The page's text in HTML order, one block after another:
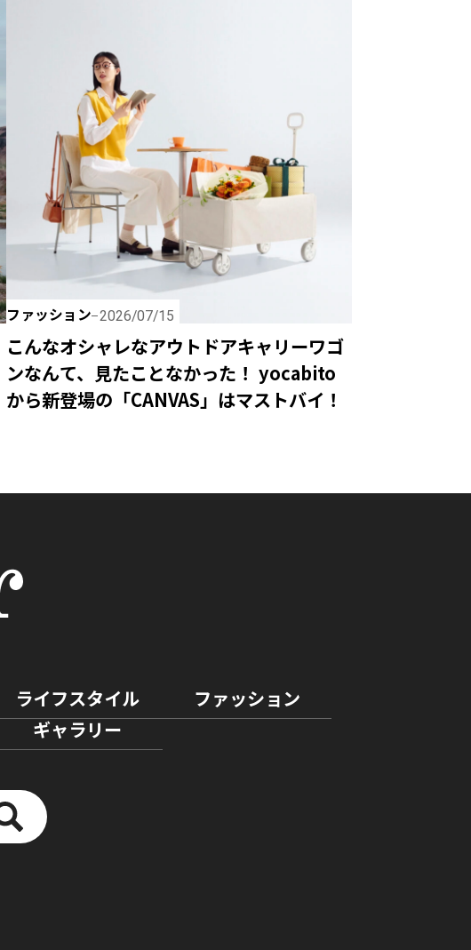
ファッション 2026/07/15
こんなオシャレなアウトドアキャリーワゴ
ンなんて、見たことなかった！ yocabito
から新登場の「CANVAS」はマストバイ！
ライフスタイル
ファッション
ギャラリー